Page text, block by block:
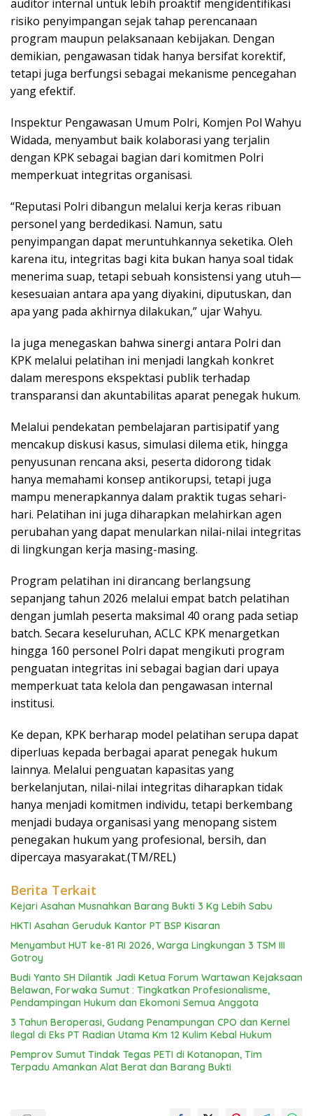
auditor internal untuk lebih proaktif mengidentifikasi
risiko penyimpangan sejak tahap perencanaan
program maupun pelaksanaan kebijakan. Dengan
demikian, pengawasan tidak hanya bersifat korektif,
tetapi juga berfungsi sebagai mekanisme pencegahan
yang efektif.
Inspektur Pengawasan Umum Polri, Komjen Pol Wahyu
Widada, menyambut baik kolaborasi yang terjalin
dengan KPK sebagai bagian dari komitmen Polri
memperkuat integritas organisasi.
“Reputasi Polri dibangun melalui kerja keras ribuan
personel yang berdedikasi. Namun, satu
penyimpangan dapat meruntuhkannya seketika. Oleh
karena itu, integritas bagi kita bukan hanya soal tidak
menerima suap, tetapi sebuah konsistensi yang utuh—
kesesuaian antara apa yang diyakini, diputuskan, dan
apa yang pada akhirnya dilakukan,” ujar Wahyu.
Ia juga menegaskan bahwa sinergi antara Polri dan
KPK melalui pelatihan ini menjadi langkah konkret
dalam merespons ekspektasi publik terhadap
transparansi dan akuntabilitas aparat penegak hukum.
Melalui pendekatan pembelajaran partisipatif yang
mencakup diskusi kasus, simulasi dilema etik, hingga
penyusunan rencana aksi, peserta didorong tidak
hanya memahami konsep antikorupsi, tetapi juga
mampu menerapkannya dalam praktik tugas sehari-
hari. Pelatihan ini juga diharapkan melahirkan agen
perubahan yang dapat menularkan nilai-nilai integritas
di lingkungan kerja masing-masing.
Program pelatihan ini dirancang berlangsung
sepanjang tahun 2026 melalui empat batch pelatihan
dengan jumlah peserta maksimal 40 orang pada setiap
batch. Secara keseluruhan, ACLC KPK menargetkan
hingga 160 personel Polri dapat mengikuti program
penguatan integritas ini sebagai bagian dari upaya
memperkuat tata kelola dan pengawasan internal
institusi.
Ke depan, KPK berharap model pelatihan serupa dapat
diperluas kepada berbagai aparat penegak hukum
lainnya. Melalui penguatan kapasitas yang
berkelanjutan, nilai-nilai integritas diharapkan tidak
hanya menjadi komitmen individu, tetapi berkembang
menjadi budaya organisasi yang menopang sistem
penegakan hukum yang profesional, bersih, dan
dipercaya masyarakat.(TM/REL)
Berita Terkait
Kejari Asahan Musnahkan Barang Bukti 3 Kg Lebih Sabu
HKTI Asahan Geruduk Kantor PT BSP Kisaran
Menyambut HUT ke-81 RI 2026, Warga Lingkungan 3 TSM III
Gotroy
Budi Yanto SH Dilantik Jadi Ketua Forum Wartawan Kejaksaan
Belawan, Forwaka Sumut : Tingkatkan Profesionalisme,
Pendampingan Hukum dan Ekomoni Semua Anggota
3 Tahun Beroperasi, Gudang Penampungan CPO dan Kernel
Ilegal di Eks PT Radian Utama Km 12 Kulim Kebal Hukum
Pemprov Sumut Tindak Tegas PETI di Kotanopan, Tim
Terpadu Amankan Alat Berat dan Barang Bukti